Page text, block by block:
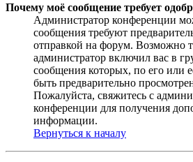
Почему моё сообщение требует
Администратор конференции
сообщения требуют
отправкой на форум. Возможно
администратор включил вас в
сообщения которых, по его или
быть предварительно
Пожалуйста, свяжитесь с
конференции для получения
информации.
Вернуться к началу